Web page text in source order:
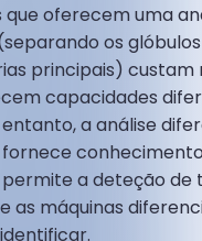
que oferecem uma
os
principais) custam
capacidades
a análise
a deteção de
as máquinas